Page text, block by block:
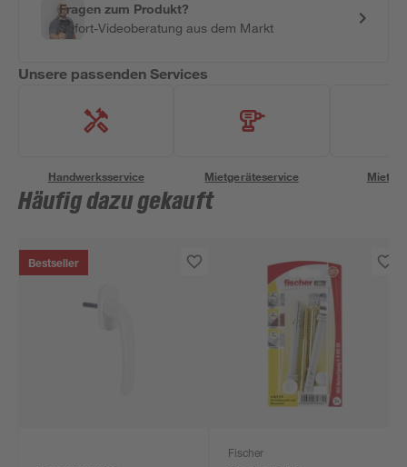
Fragen zum Produkt?
Sofort-Videoberatung aus dem Markt
Unsere passenden Services
Handwerksservice Mietgeräteservice
Häufig dazu gekauft
Bestseller
Fischer